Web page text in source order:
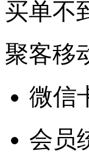
买单不
聚客移
微信
会员